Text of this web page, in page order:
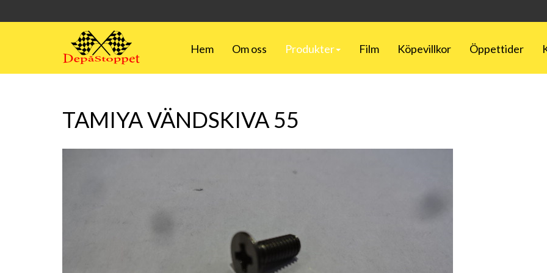
Hem Om oss Produkter Film Köpevillkor Öppettider
TAMIYA VÄNDSKIVA 55